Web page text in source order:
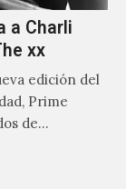
a Charli
xx
edición del
Prime
de